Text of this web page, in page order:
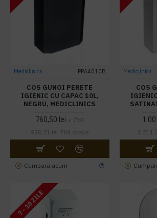
Mediclinics PPA4010B
COS GUNOI PERETE
IGIENIC CU CAPAC 10L,
NEGRU, MEDICLINICS
760,50 lei + TVA
920,21 lei TVA inclus
Cumpara acum
Mediclinics
COS
7 - 10 ZILE